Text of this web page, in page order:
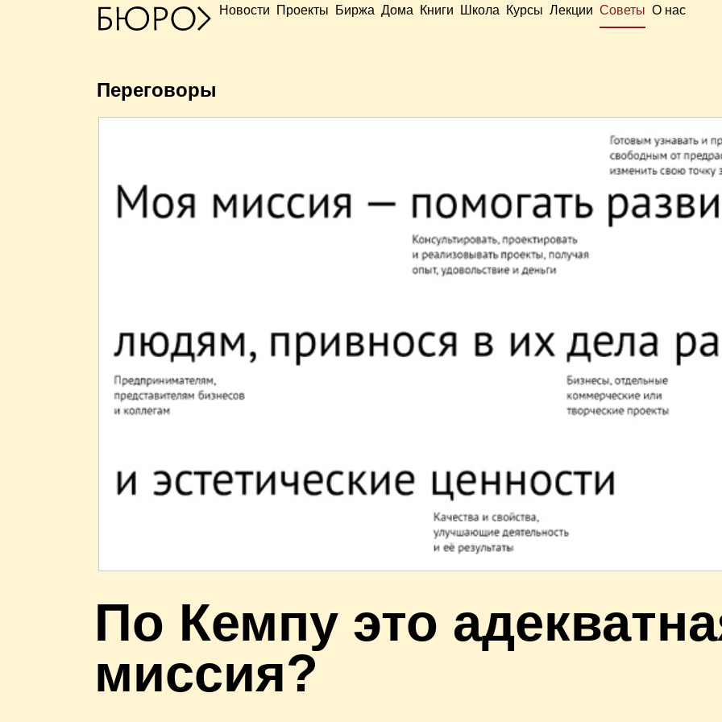
Новости Проекты Биржа Дома Книги Школа Курсы Лекции Советы О нас
Переговоры
По Кемпу это
миссия?